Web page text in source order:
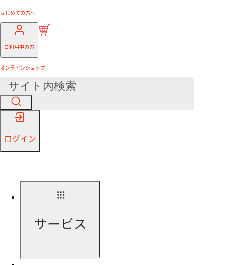
はじめての方へ
ご利用中の方
オンラインショップ
ログイン
サービス